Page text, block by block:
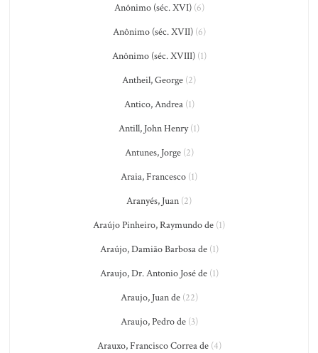
Anônimo (séc. XVI)(6)
Anônimo (séc. XVII)(6)
Anônimo (séc. XVIII)(1)
Antheil, George (2)
Antico, Andrea(1)
Antill, John Henry(1)
Antunes, Jorge(2)
Araia, Francesco (1)
Aranyés, Juan (2)
Araújo Pinheiro, Raymundo de (1)
Araújo, Damião Barbosa de(1)
Araujo, Dr. Antonio José de(1)
Araujo, Juan de(22)
Araujo, Pedro de(3)
Arauxo, Francisco Correa de(4)